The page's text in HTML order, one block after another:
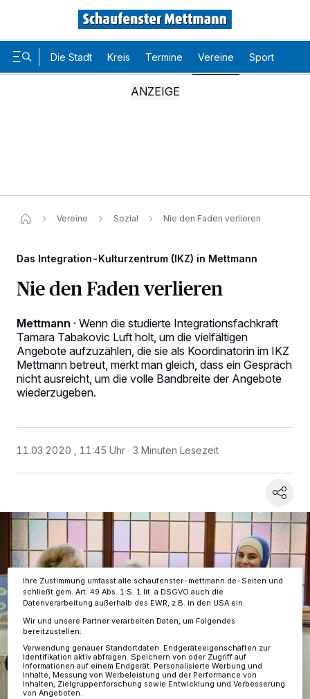
Die Stadt Kreis Termine Vereine Sport
Vereine Sozial Nie den Faden verlieren
Das Integration-Kulturzentrum (IKZ) in Mettmann
Nie den Faden verlieren
Mettmann · Wenn die studierte Integrationsfachkraft
Tamara Tabakovic Luft holt, um die vielfältigen
Angebote aufzuzählen, die sie als Koordinatorin im IKZ
Mettmann betreut, merkt man gleich, dass ein Gespräch
nicht ausreicht, um die volle Bandbreite der Angebote
wiederzugeben.
11.03.2020 , 11:45 Uhr 3 Minuten Lesezeit
personenbezogene Daten wie Browserdaten oder eindeutige
Tracking-Technologien für die unter „Wir und unsere Partner
dieses Menü jederzeit wieder aufrufen, um Ihre Einstellungen zu
ändern oder Ihre Einwilligung zu widerrufen, indem Sie auf den Link
Einstellungen oder Ablehnen am unteren Rand der Webseite klicken.
Ihre Einstellungen gelten innerhalb unseres Website. Weitere
Informationen finden Sie in unserer Datenschutzerklärung.
Ihre Zustimmung umfasst alle schaufenster-mettmann.de-Seiten und
schließt gem. Art. 49 Abs. 1 S. 1 lit. a DSGVO auch die
Datenverarbeitung außerhalb des EWR, z.B. in den USA ein.
Wir und unsere Partner verarbeiten Daten, um Folgendes
bereitzustellen:
Verwendung genauer Standortdaten. Endgeräteeigenschaften zur
Identifikation aktiv abfragen. Speichern von oder Zugriff auf
Informationen auf einem Endgerät. Personalisierte Werbung und
Inhalte, Messung von Werbeleistung und der Performance von
Inhalten, Zielgruppenforschung sowie Entwicklung und Verbesserung
von Angeboten.